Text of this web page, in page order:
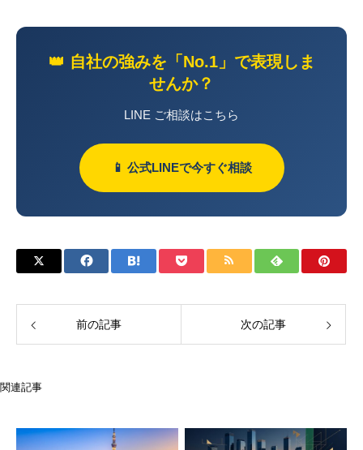
👑 自社の強みを「No.1」で表現しま
せんか？
LINE ご相談はこちら
📱 公式LINEで今すぐ相談
前の記事 次の記事
関連記事